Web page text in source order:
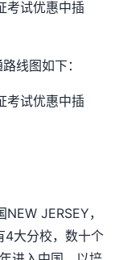
线图如下：
JERSEY，
4大分校，数十个